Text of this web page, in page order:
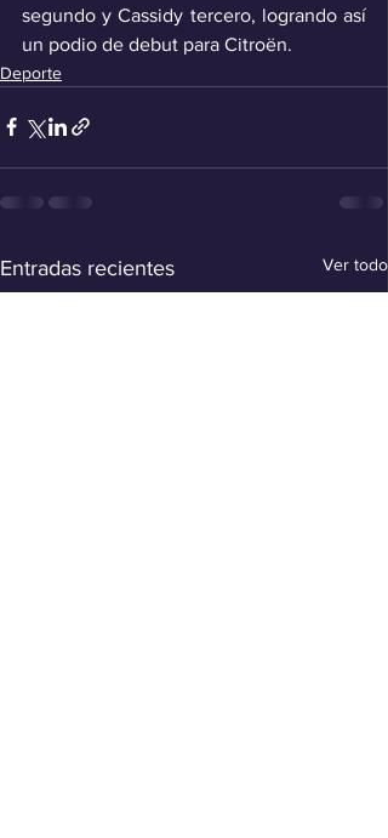
segundo y Cassidy tercero, logrando así
un podio de debut para Citroën.
Deporte
Entradas recientes Ver todo